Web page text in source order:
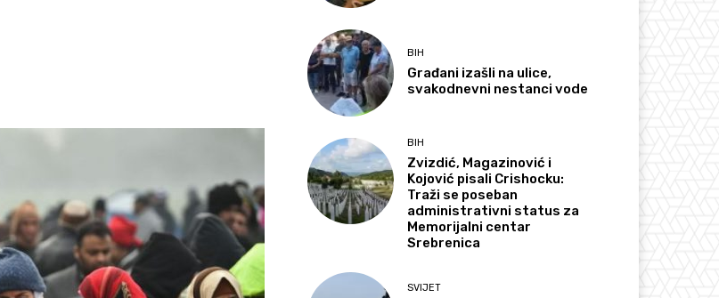
BIH
Građani izašli na ulice,
svakodnevni nestanci vode
BIH
Zvizdić, Magazinović i
Kojović pisali Crishocku:
Traži se poseban
administrativni status za
Memorijalni centar
Srebrenica
SVIJET